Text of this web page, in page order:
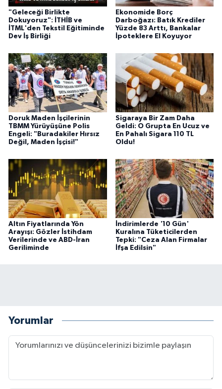
"Geleceği Birlikte
Dokuyoruz": İTHİB ve
İTML'den Tekstil Eğitiminde
Dev İş Birliği
Ekonomide Borç
Darboğazı: Batık Krediler
Yüzde 83 Arttı, Bankalar
İpoteklere El Koyuyor
Doruk Maden İşçilerinin
TBMM Yürüyüşüne Polis
Engeli: "Buradakiler Hırsız
Değil, Maden İşçisi!"
Sigaraya Bir Zam Daha
Geldi: O Grupta En Ucuz ve
En Pahalı Sigara 110 TL
Oldu!
Altın Fiyatlarında Yön
Arayışı: Gözler İstihdam
Verilerinde ve ABD-İran
Geriliminde
İndirimlerde '10 Gün'
Kuralına Tüketicilerden
Tepki: "Ceza Alan Firmalar
İfşa Edilsin"
Yorumlar